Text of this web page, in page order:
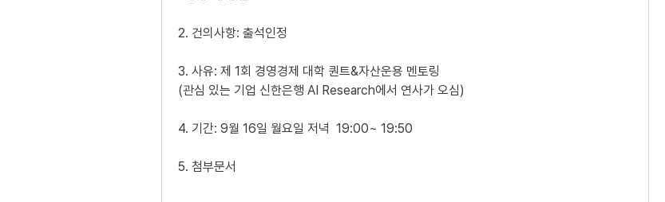
2. 건의사항: 출석인정
3. 사유: 제 1회 경영경제 대학 퀀트&자산운용 멘토링
(관심 있는 기업 신한은행 AI Research에서 연사가 오심)
4. 기간: 9월 16일 월요일 저녁  19:00~ 19:50
5. 첨부문서